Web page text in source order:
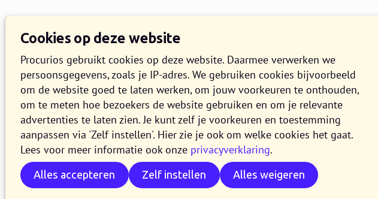
Cookies op deze website
Procurios gebruikt cookies op deze website. Daarmee verwerken we
persoonsgegevens, zoals je IP-adres. We gebruiken cookies bijvoorbeeld
om de website goed te laten werken, om jouw voorkeuren te onthouden,
om te meten hoe bezoekers de website gebruiken en om je relevante
advertenties te laten zien. Je kunt zelf je voorkeuren en toestemming
aanpassen via 'Zelf instellen'. Hier zie je ook om welke cookies het gaat.
Lees voor meer informatie ook onze privacyverklaring.
Alles accepteren Zelf instellen Alles weigeren
Digitale
CRM & data
Je huis is geen
verenigingsdata
Zoeken